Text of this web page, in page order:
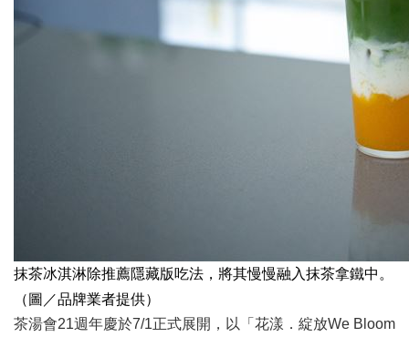
抹茶冰淇淋除推薦隱藏版吃法，將其慢慢融入抹茶拿鐵中。
（圖／品牌業者提供）
茶湯會21週年慶於7/1正式展開，以「花漾．綻放We Bloom